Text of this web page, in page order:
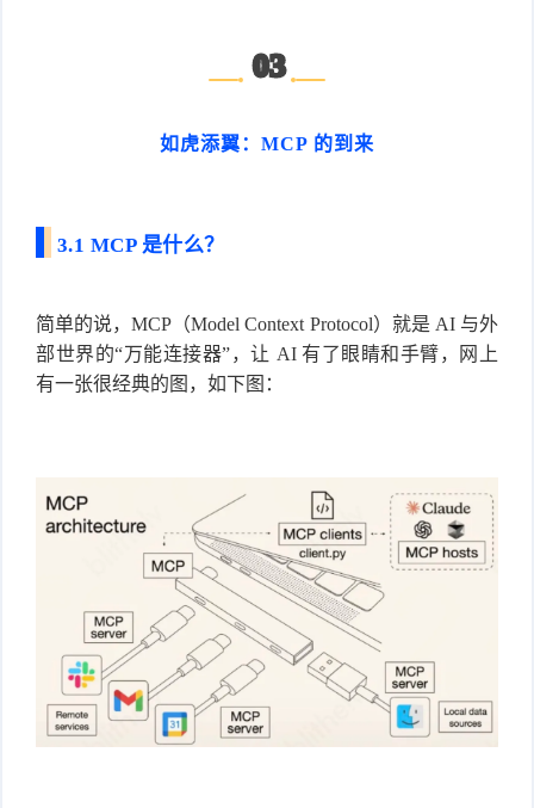
03
如虎添翼：MCP 的到来
3.1 MCP 是什么？
简单的说，MCP（Model Context Protocol）就是 AI 与外
部世界的“万能连接器”，让 AI 有了眼睛和手臂，网上
有一张很经典的图，如下图：